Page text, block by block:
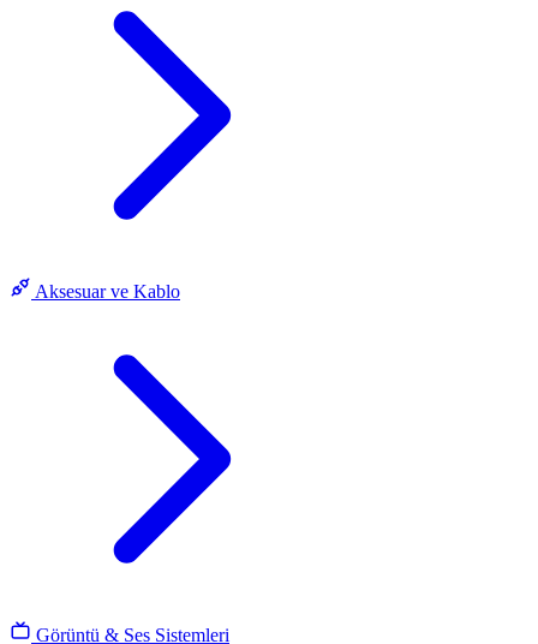
Aksesuar ve Kablo
Görüntü & Ses Sistemleri